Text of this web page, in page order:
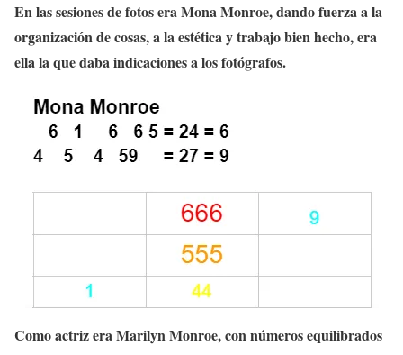
En las sesiones de fotos era Mona Monroe, dando fuerza a la
organización de cosas, a la estética y trabajo bien hecho, era
ella la que daba indicaciones a los fotógrafos.
Como actriz era Marilyn Monroe, con números equilibrados